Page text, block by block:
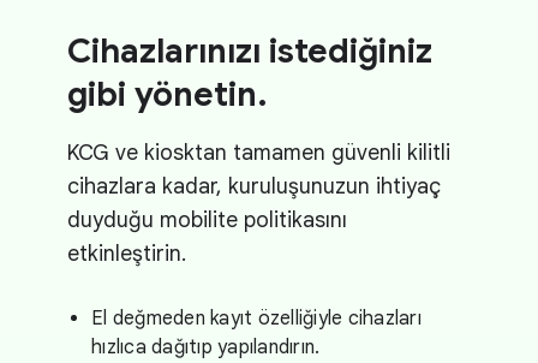
Cihazlarınızı istediğiniz
gibi yönetin.
KCG ve kiosktan tamamen güvenli kilitli
cihazlara kadar, kuruluşunuzun ihtiyaç
duyduğu mobilite politikasını
etkinleştirin.
El değmeden kayıt özelliğiyle cihazları
hızlıca dağıtıp yapılandırın.